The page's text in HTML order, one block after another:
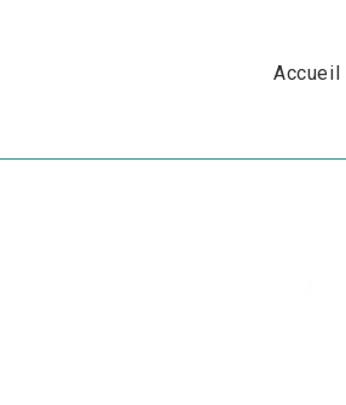
Accueil